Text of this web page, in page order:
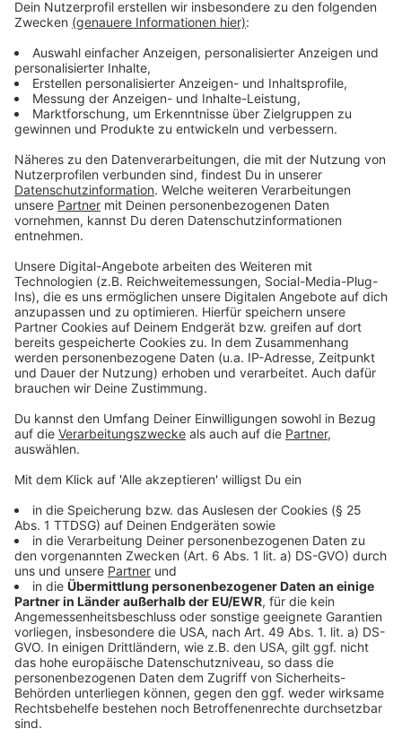
nicht nur über die neue "CovPass"-App angezeigt
werden, sondern auch in der offiziellen Corona-Warn-
App des Bundes - die schon mehr als 28 Millionen Mal
heruntergeladen wurde. Experten schätzen, dass 25
Millionen Menschen sie aktiv nutzen. Der Unterschied:
Die "CovPass"-App hat anders als die Corona-Warn-
App keine Kontaktverfolgungsfunktion.
Anzeige
Wird der digitale Impfnachweis Pflicht?
Anzeige
Nein. Der gelbe Impfpass und Bescheinigungen von
Impfzentren oder Ärzten haben selbstverständlich
weiterhin ihre Gültigkeit. Das
Bundesgesundheitsministerium spricht selbst von
einem freiwilligen und ergänzendem Angebot.
Anzeige
Was kann "CovPass" noch?
Anzeige
Parallel zur CovPass-App zum digitalen Impfnachweis
kommt auch die Überprüfungs-Anwendung CovPass
Check in die App-Stores. Damit können beispielsweise
Restaurant-Betreiber mit einem schnellen Scan des
vorgezeigten QR-Codes aus dem CovPass überprüfen,
ob die Gäste einen vollständigen Impfschutz haben.
Sie bekommen dabei nur den Impfstatus und den